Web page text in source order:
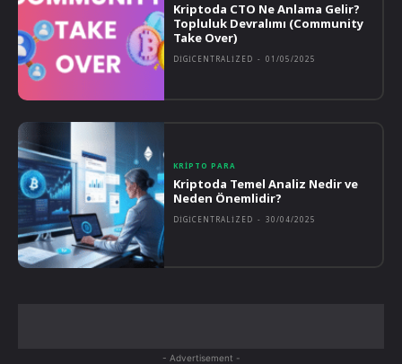
Kriptoda CTO Ne Anlama Gelir?
Topluluk Devralımı (Community
Take Over)
DIGICENTRALIZED - 01/05/2025
KRIPTO PARA
Kriptoda Temel Analiz Nedir ve
Neden Önemlidir?
DIGICENTRALIZED - 30/04/2025
- Advertisement -